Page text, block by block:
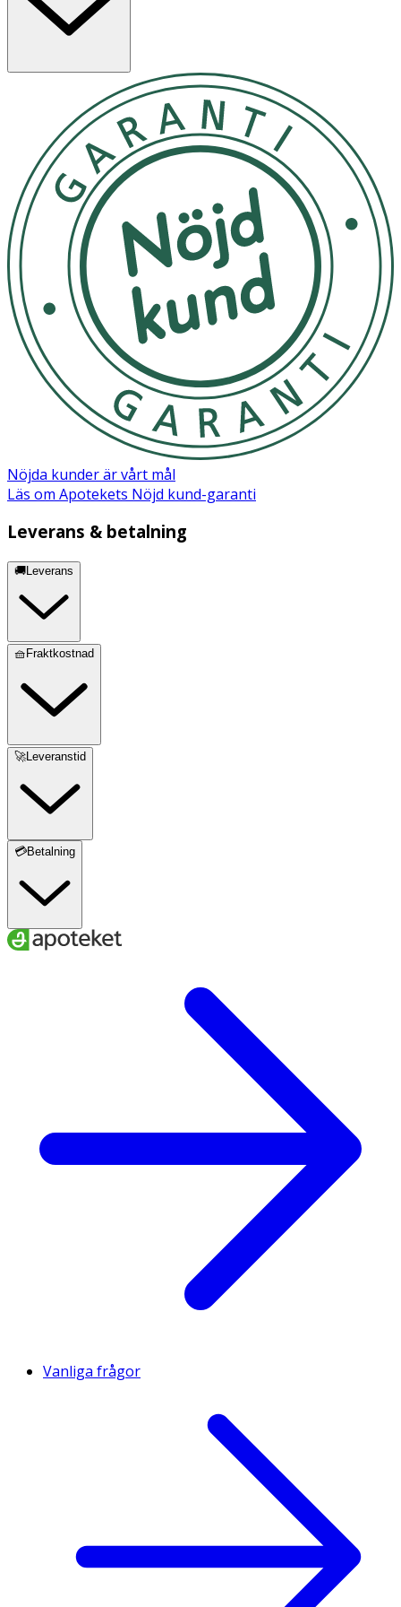
teknologi. Den fantastiska 37.5®-tekniken som används i
B.B. HocBella innebär att materialet har en balanserande
genom att hålla hjässan varm när det är kallt och sval när
det blir varmt. Materialet är dessutom mjukt och skönt
att bära. Fördelar med B.B. HocBella Sun Cap: • Bred
skärm som skyddar ögonen och den känsliga huden i
ansiktet. • Ger ett UPF +50 solskyd
Se isydd label
Rumstempererat
OK för gravida och ammande:
Ja
Nöjda kunder är vårt mål
Läs om Apotekets Nöjd kund-garanti
Leverans & betalning
🚚Leverans
🧺Fraktkostnad
🚀Leveranstid
💳Betalning
Vanliga frågor